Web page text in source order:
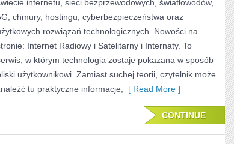
internetu, sieci bezprzewodowych, światłowodów,
chmury, hostingu, cyberbezpieczeństwa oraz
rozwiązań technologicznych. Nowości na
Internet Radiowy i Satelitarny i Internaty. To
w którym technologia zostaje pokazana w sposób
użytkownikowi. Zamiast suchej teorii, czytelnik może
tu praktyczne informacje,
[ Read More ]
CONTINUE